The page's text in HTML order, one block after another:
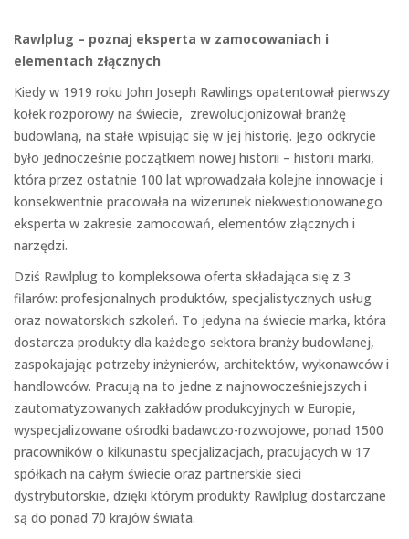
Rawlplug – poznaj eksperta w zamocowaniach i
elementach złącznych
Kiedy w 1919 roku John Joseph Rawlings opatentował pierwszy
kołek rozporowy na świecie, zrewolucjonizował branżę
budowlaną, na stałe wpisując się w jej historię. Jego odkrycie
było jednocześnie początkiem nowej historii – historii marki,
która przez ostatnie 100 lat wprowadzała kolejne innowacje i
konsekwentnie pracowała na wizerunek niekwestionowanego
eksperta w zakresie zamocowań, elementów złącznych i
narzędzi.
Dziś Rawlplug to kompleksowa oferta składająca się z 3
filarów: profesjonalnych produktów, specjalistycznych usług
oraz nowatorskich szkoleń. To jedyna na świecie marka, która
dostarcza produkty dla każdego sektora branży budowlanej,
zaspokajając potrzeby inżynierów, architektów, wykonawców i
handlowców. Pracują na to jedne z najnowocześniejszych i
zautomatyzowanych zakładów produkcyjnych w Europie,
wyspecjalizowane ośrodki badawczo-rozwojowe, ponad 1500
pracowników o kilkunastu specjalizacjach, pracujących w 17
spółkach na całym świecie oraz partnerskie sieci
dystrybutorskie, dzięki którym produkty Rawlplug dostarczane
są do ponad 70 krajów świata.